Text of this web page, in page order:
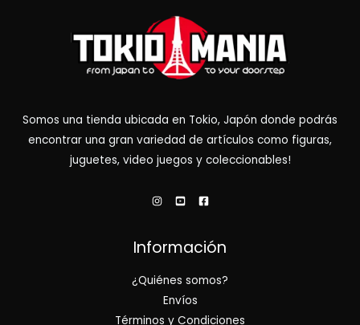
Somos una tienda ubicada en Tokio, Japón donde podrás
encontrar una gran variedad de artículos como figuras,
juguetes, video juegos y coleccionables!
Información
¿Quiénes somos?
Envíos
Términos y Condiciones